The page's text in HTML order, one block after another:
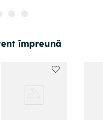
împreună